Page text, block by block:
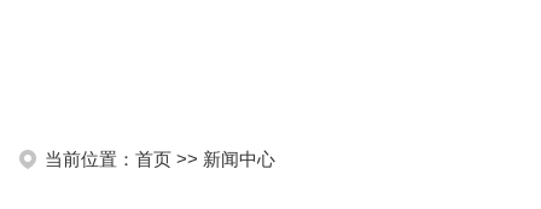
当前位置：首页 >> 新闻中心